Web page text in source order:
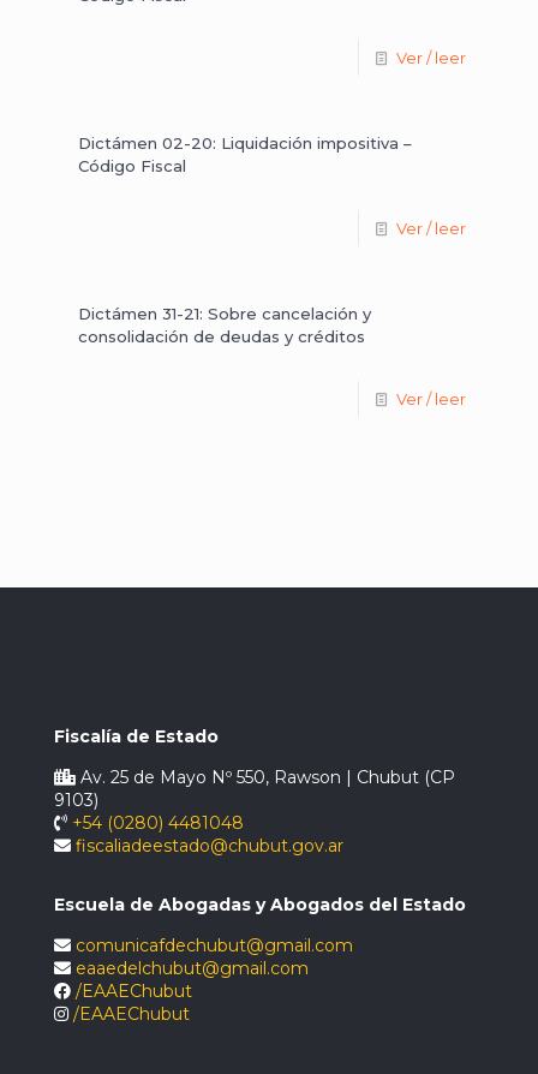
Ver / leer
Dictámen 02-20: Liquidación impositiva –
Código Fiscal
Ver / leer
Dictámen 31-21: Sobre cancelación y
consolidación de deudas y créditos
Ver / leer
Fiscalía de Estado
Av. 25 de Mayo Nº 550, Rawson | Chubut (CP
9103)
+54 (0280) 4481048
fiscaliadeestado@chubut.gov.ar
Escuela de Abogadas y Abogados del Estado
comunicafdechubut@gmail.com
eaaedelchubut@gmail.com
/EAAEChubut
/EAAEChubut